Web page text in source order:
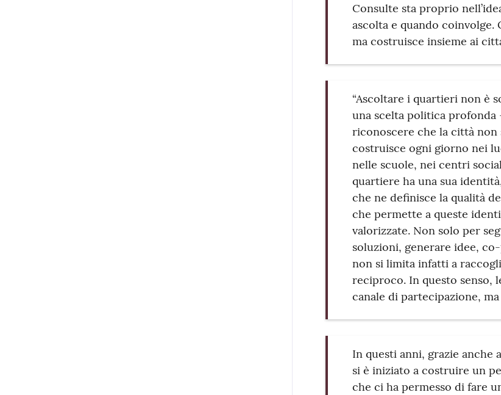
Consulte sta proprio
ascolta e quando coinvolge.
ma costruisce insieme ai
“Ascoltare i quartieri non è
una scelta politica
riconoscere che la città non
costruisce ogni giorno nei
nelle scuole, nei centri
quartiere ha una sua
che ne definisce la qualità
che permette a queste
valorizzate. Non solo per
soluzioni, generare idee,
non si limita infatti a
reciproco. In questo senso,
canale di partecipazione,
In questi anni, grazie anche
si è iniziato a costruire un
che ci ha permesso di fare